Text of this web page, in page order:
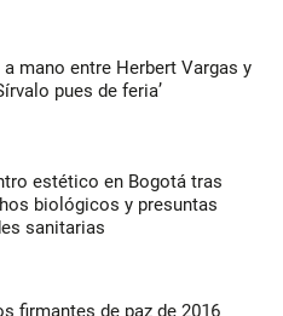
mano entre Herbert Vargas y
pues de feria’
estético en Bogotá tras
biológicos y presuntas
sanitarias
firmantes de paz de 2016